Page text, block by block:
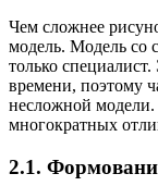
Чем сложнее
модель. Модель со
только
времени, поэтому
несложной
многократных
2.1.